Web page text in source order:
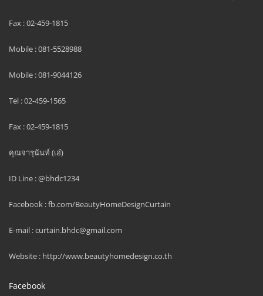
Fax : 02-459-1815
Mobile : 081-5528988
Mobile : 081-9044126
Tel : 02-459-1565
Fax : 02-459-1815
คุณจารุนันท์ (เอ๋)
ID Line : @bhdc1234
Facebook : fb.com/BeautyHomeDesignCurtain
E-mail : curtain.bhdc@gmail.com
Website : http://www.beautyhomedesign.co.th
Facebook